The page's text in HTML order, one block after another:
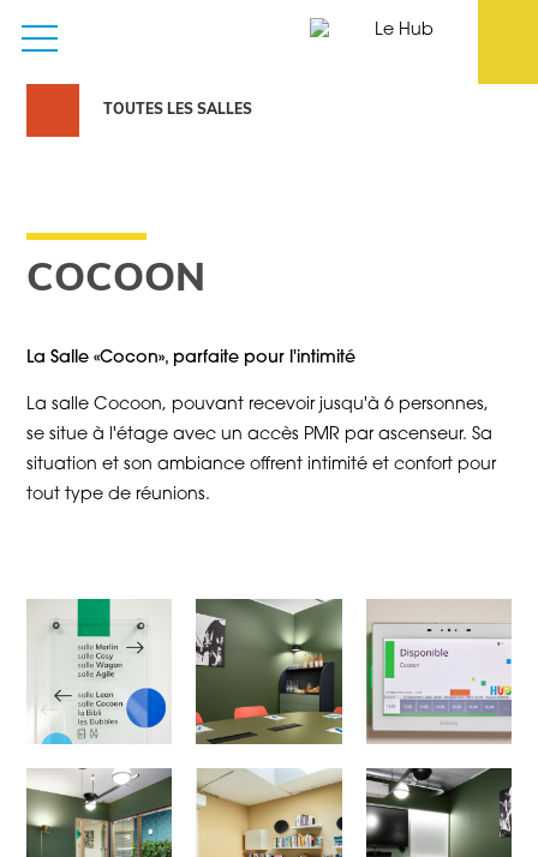
TOUTES LES SALLES
COCOON
La Salle «Cocon», parfaite pour l'intimité
La salle Cocoon, pouvant recevoir jusqu'à 6 personnes,
se situe à l'étage avec un accès PMR par ascenseur. Sa
situation et son ambiance offrent intimité et confort pour
tout type de réunions.